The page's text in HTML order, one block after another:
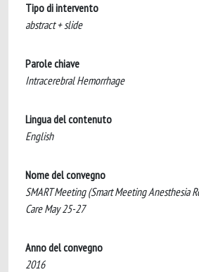
Tipo di intervento
abstract + slide
Parole chiave
Intracerebral Hemorrhage
Lingua del contenuto
English
Nome del convegno
SMART Meeting (Smart Meeting Anesthesia
Care May 25-27
Anno del convegno
2016